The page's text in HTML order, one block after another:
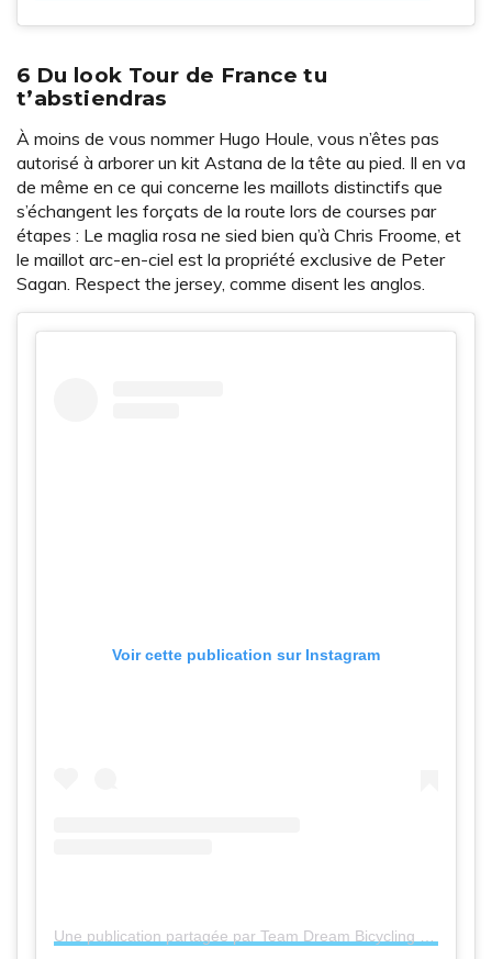
6 Du look Tour de France tu
t’abstiendras
À moins de vous nommer Hugo Houle, vous n’êtes pas
autorisé à arborer un kit Astana de la tête au pied. Il en va
de même en ce qui concerne les maillots distinctifs que
s’échangent les forçats de la route lors de courses par
étapes : Le maglia rosa ne sied bien qu’à Chris Froome, et
le maillot arc-en-ciel est la propriété exclusive de Peter
Sagan. Respect the jersey, comme disent les anglos.
Voir cette publication sur Instagram